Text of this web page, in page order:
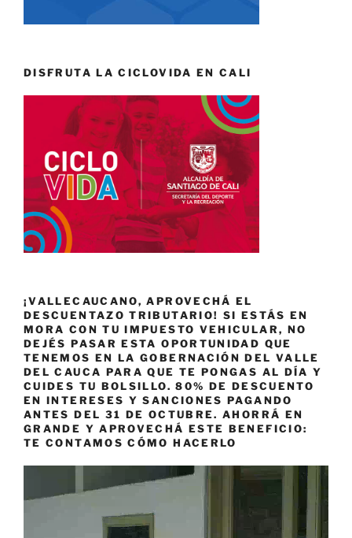
DISFRUTA LA CICLOVIDA EN CALI
¡VALLECAUCANO, APROVECHÁ EL
DESCUENTAZO TRIBUTARIO! SI ESTÁS EN
MORA CON TU IMPUESTO VEHICULAR, NO
DEJÉS PASAR ESTA OPORTUNIDAD QUE
TENEMOS EN LA GOBERNACIÓN DEL VALLE
DEL CAUCA PARA QUE TE PONGAS AL DÍA Y
CUIDES TU BOLSILLO. 80% DE DESCUENTO
EN INTERESES Y SANCIONES PAGANDO
ANTES DEL 31 DE OCTUBRE. AHORRÁ EN
GRANDE Y APROVECHÁ ESTE BENEFICIO:
TE CONTAMOS CÓMO HACERLO